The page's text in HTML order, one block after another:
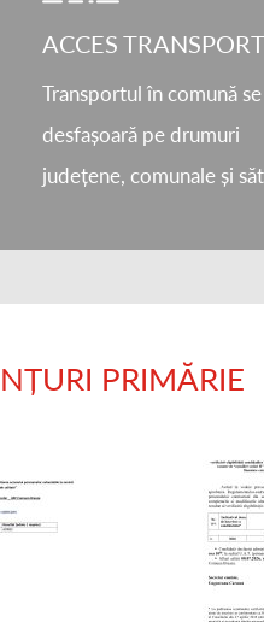
ACCES TRANSPORT
Transportul în comună se
desfașoară pe drumuri
județene, comunale și
PRIMĂRIE